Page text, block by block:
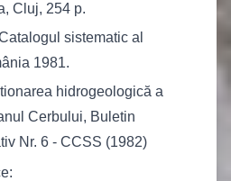
Cluj, 254 p.
sistematic al
1981.
hidrogeologică a
Cerbului, Buletin
Nr. 6 - CCSS (1982)